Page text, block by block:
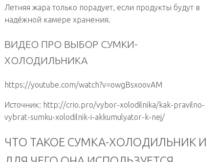
Летняя жара только порадует, если продукты будут в
надёжной камере хранения.
ВИДЕО ПРО ВЫБОР СУМКИ-
ХОЛОДИЛЬНИКА
https://youtube.com/watch?v=owgBsxoovAM
Источник: http://crio.pro/vybor-xolodilnika/kak-pravilno-
vybrat-sumku-xolodilnik-i-akkumulyator-k-nej/
ЧТО ТАКОЕ СУМКА-ХОЛОДИЛЬНИК И